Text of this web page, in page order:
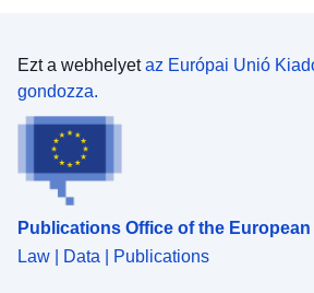
Ezt a webhelyetaz Európai Unió
gondozza.
Publications Office of the
Law | Data | Publications